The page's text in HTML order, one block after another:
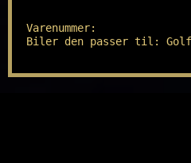
Varenummer:
Biler den passer til: Golf/